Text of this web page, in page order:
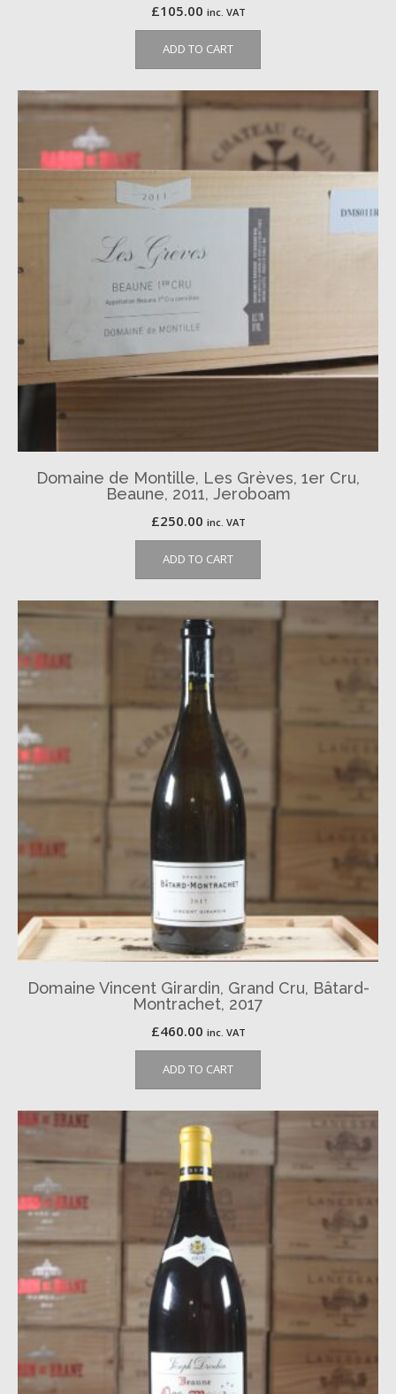
£105.00 inc. VAT
ADD TO CART
Domaine de Montille, Les Grèves, 1er Cru,
Beaune, 2011, Jeroboam
£250.00 inc. VAT
ADD TO CART
Domaine Vincent Girardin, Grand Cru, Bâtard-
Montrachet, 2017
£460.00 inc. VAT
ADD TO CART